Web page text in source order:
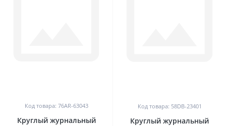
Код товара: 76AR-63043
Круглый журнальный
Код товара: 58DB-23401
Круглый журнальный